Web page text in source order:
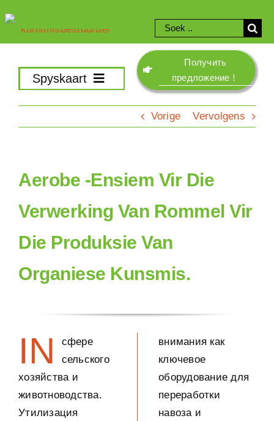
na
inhoud
Soek
na:
Spyskaart
Gravnvy
Besluit
Kompos
Kneusmasjien
Granulasie
Hulptoerusting
Turnkey oplossing
Oor ons
Konneksie
Получить
предложение！
Vorige Vervolgens
Aerobe -ensiem Vir Die
Verwerking Van Rommel Vir
Die Produksie Van
Organiese Kunsmis.
IN
сфере
сельского
хозяйства и
животноводства.
Утилизация
внимания как
ключевое
оборудование для
переработки
навоза и